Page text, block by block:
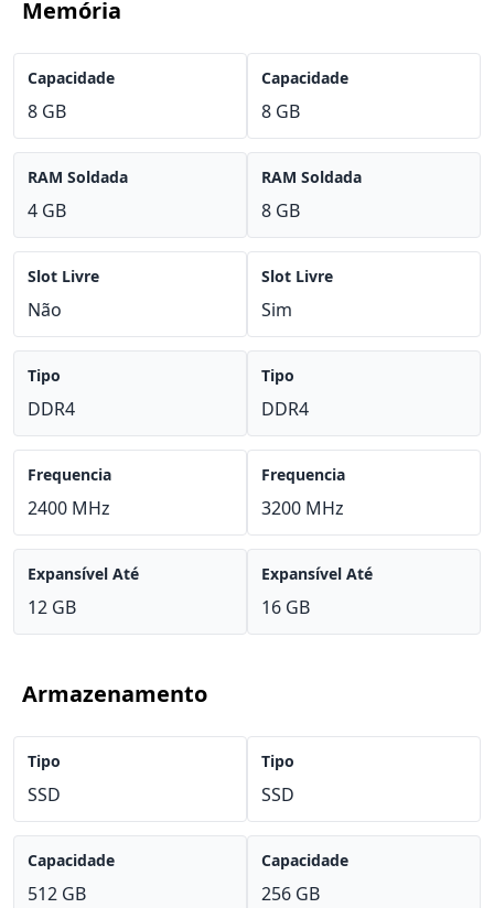
Memória
Capacidade
8 GB
RAM Soldada
4 GB
Slot Livre
Não
Tipo
DDR4
Frequencia
2400 MHz
Expansível Até
12 GB
Capacidade
8 GB
RAM Soldada
8 GB
Slot Livre
Sim
Tipo
DDR4
Frequencia
3200 MHz
Expansível Até
16 GB
Armazenamento
Tipo
SSD
Capacidade
512 GB
Tipo
SSD
Capacidade
256 GB